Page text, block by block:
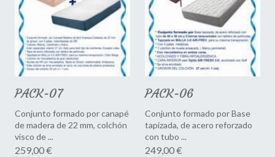
PACK-07
Conjunto formado por canapé
de madera de 22 mm, colchón
visco de ...
259,00 €
PACK-06
Conjunto formado por Base
tapizada, de acero reforzado
con tubo ...
249,00 €